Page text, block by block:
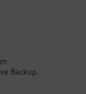
Backup.